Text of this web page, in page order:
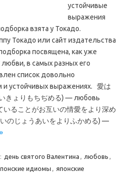
устойчивые
выражения
взята у Токадо.
Токадо или сайт издательства
посвящена, как уже
в самых разных его
список довольно
и устойчивых выражениях. 愛は
きょりもちぢめる) — любовь
いることがお互いの情愛をより深め
のじょうあいをよりふかめる) —
день святого Валентина , любовь ,
идиомы , японские